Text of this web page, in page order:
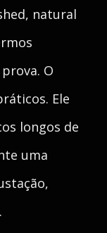
natural
O
Ele
longos de
uma